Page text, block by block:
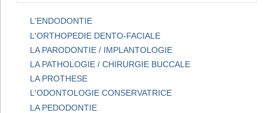
L'ENDODONTIE
L'ORTHOPEDIE DENTO-FACIALE
LA PARODONTIE / IMPLANTOLOGIE
LA PATHOLOGIE / CHIRURGIE BUCCALE
LA PROTHESE
L'ODONTOLOGIE CONSERVATRICE
LA PEDODONTIE